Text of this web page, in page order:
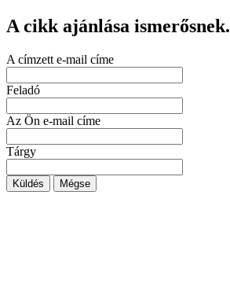
A cikk ajánlása ismerősnek.
A címzett e-mail címe
Feladó
Az Ön e-mail címe
Tárgy
Küldés Mégse